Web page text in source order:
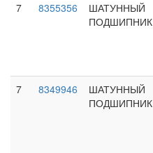
7 8355356
ШАТУННЫЙ
ПОДШИПНИК
7 8349946
ШАТУННЫЙ
ПОДШИПНИК